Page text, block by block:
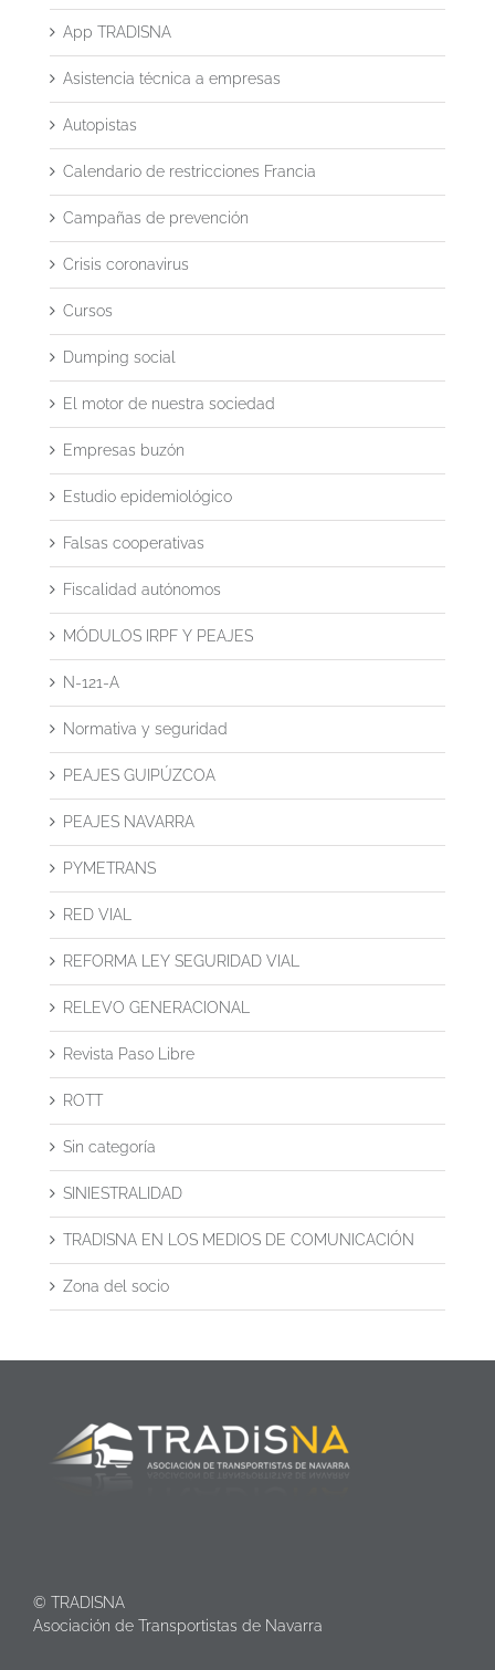
App TRADISNA
Asistencia técnica a empresas
Autopistas
Calendario de restricciones Francia
Campañas de prevención
Crisis coronavirus
Cursos
Dumping social
El motor de nuestra sociedad
Empresas buzón
Estudio epidemiológico
Falsas cooperativas
Fiscalidad autónomos
MÓDULOS IRPF Y PEAJES
N-121-A
Normativa y seguridad
PEAJES GUIPÚZCOA
PEAJES NAVARRA
PYMETRANS
RED VIAL
REFORMA LEY SEGURIDAD VIAL
RELEVO GENERACIONAL
Revista Paso Libre
ROTT
Sin categoría
SINIESTRALIDAD
TRADISNA EN LOS MEDIOS DE COMUNICACIÓN
Zona del socio
© TRADISNA
Asociación de Transportistas de Navarra